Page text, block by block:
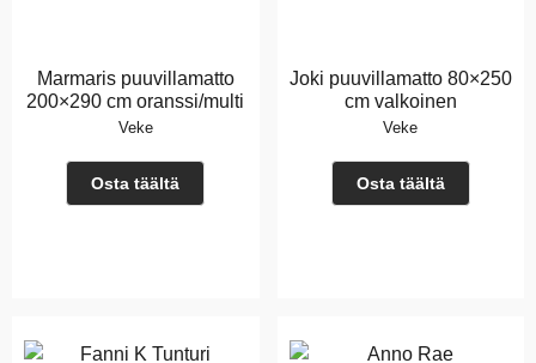
Marmaris puuvillamatto
200×290 cm oranssi/multi
Veke
Osta täältä
Joki puuvillamatto 80×250
cm valkoinen
Veke
Osta täältä